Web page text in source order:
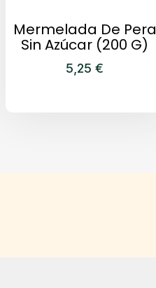
Mermelada De Pera
Sin Azúcar (200 G)
5,25€